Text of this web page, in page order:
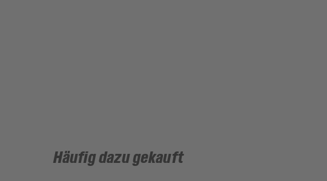
Häufig dazu gekauft